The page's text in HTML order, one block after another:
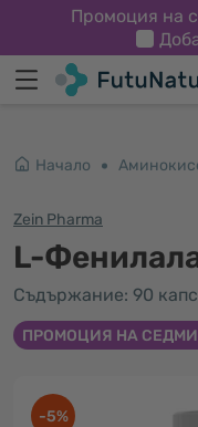
Промоция на
Начало
Zein Pharma
L-
Съдържание: 90
ПРОМОЦИЯ НА
-5%